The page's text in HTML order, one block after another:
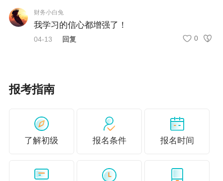
登录“全国会计资格评价网”（http://kzp.mof.gov.c
n），选择“准考证打印”栏目打印，或登录“全国
彩色或黑白均可。
（一）考生应在规定的准考证打印起止日期内自
（二）考生参加考试的时间、地点及场次，以准
财务小白兔
我学习的信心都增强了！
04-13 回复 0
报考指南
了解初级 报名条件 报名时间